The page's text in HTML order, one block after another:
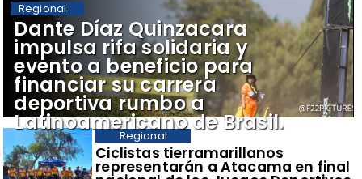
​Ciclistas tierramarillanos
representarán a Atacama en final
Regional
Dante Díaz Quinzacara
impulsa rifa solidaria y
evento a beneficio para
financiar su carrera
deportiva rumbo a
Latinoamericano de Brasil.
Regional